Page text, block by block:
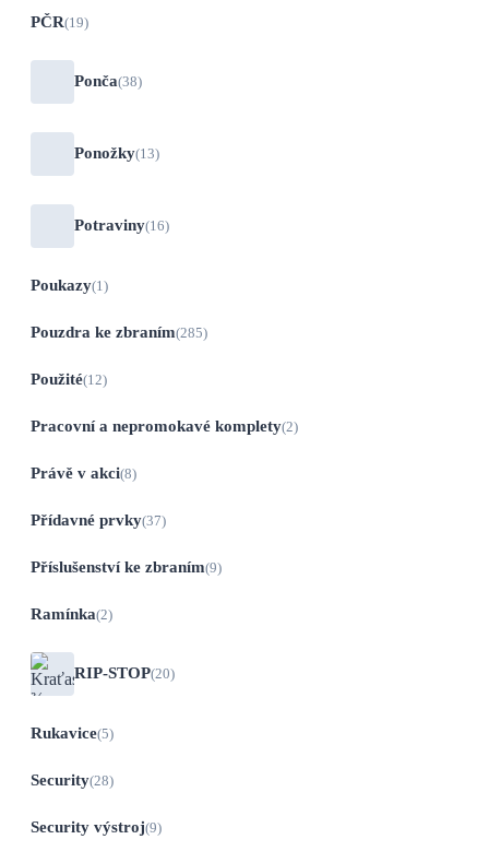
PČR(19)
Ponča(38)
Ponožky(13)
Potraviny(16)
Poukazy(1)
Pouzdra ke zbraním(285)
Použité(12)
Pracovní a nepromokavé komplety(2)
Právě v akci(8)
Přídavné prvky(37)
Příslušenství ke zbraním(9)
Ramínka(2)
RIP-STOP(20)
Rukavice(5)
Security(28)
Security výstroj(9)